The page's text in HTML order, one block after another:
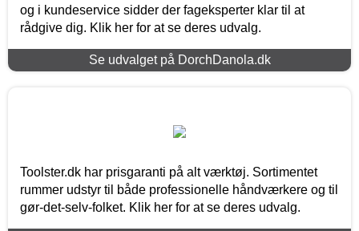
og i kundeservice sidder der fageksperter klar til at
rådgive dig. Klik her for at se deres udvalg.
Se udvalget på DorchDanola.dk
Toolster.dk har prisgaranti på alt værktøj. Sortimentet
rummer udstyr til både professionelle håndværkere og til
gør-det-selv-folket. Klik her for at se deres udvalg.